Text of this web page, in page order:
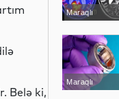
Belə ki,
Maraqlı
Maraqlı